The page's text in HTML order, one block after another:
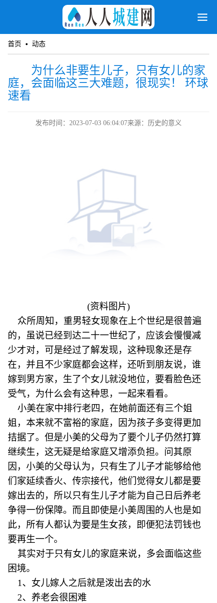
首页 动态
为什么非要生儿子，只有女儿的家
庭，会面临这三大难题，很现实！ 环球
速看
发布时间：2023-07-03 06:04:07来源：历史的意义
(资料图片)
众所周知，重男轻女现象在上个世纪是很普遍
的，虽说已经到达二十一世纪了，应该会慢慢减
少才对，可是经过了解发现，这种现象还是存
在，并且不少家庭都会这样，还听到朋友说，谁
嫁到男方家，生了个女儿就没地位，要看脸色还
受气，为什么会有这种思，一起来看看。
小美在家中排行老四，在她前面还有三个姐
姐，本来就不富裕的家庭，因为孩子多变得更加
拮据了。但是小美的父母为了要个儿子仍然打算
继续生，这无疑是给家庭又增添负担。问其原
因，小美的父母认为，只有生了儿子才能够给他
们家延续香火、传宗接代，他们觉得女儿都是要
嫁出去的，所以只有生儿子才能为自己日后养老
争得一份保障。而且即使是小美周围的人也是如
此，所有人都认为要是生女孩，即便犯法罚钱也
要再生一个。
其实对于只有女儿的家庭来说，多会面临这些
困境。
1、女儿嫁人之后就是泼出去的水
2、养老会很困难